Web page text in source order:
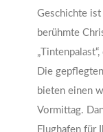
Geschichte
berühmte
Die
bieten einen
Vormittag.
Flughafen für